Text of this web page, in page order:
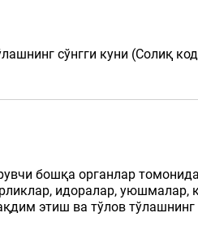
сўнгги куни (Солиқ
бошқа органлар
идоралар, уюшмалар,
этиш ва тўлов тўлашнинг